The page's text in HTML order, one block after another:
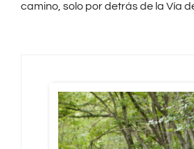
camino, solo por detrás de la Vía